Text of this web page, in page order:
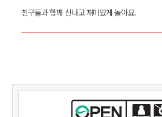
친구들과 함께 신나고 재미있게 놀아요.